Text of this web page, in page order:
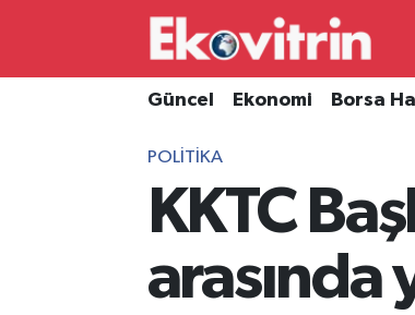
Güncel Ekonomi Borsa
POLITIKA
KKTC
arasında
Güncel
Borsa Haberleri
Hava Durumu
Süper Lig Puan Durumu ve Fikstür
Son Dakika Haberleri